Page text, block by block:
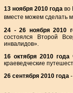
13 ноября 2010 года во
вместе можем сделать
24 - 26 ноября 2010
состоялся Второй
инвалидов».
16 октября 2010 года
краеведческие
26 сентября 2010 года